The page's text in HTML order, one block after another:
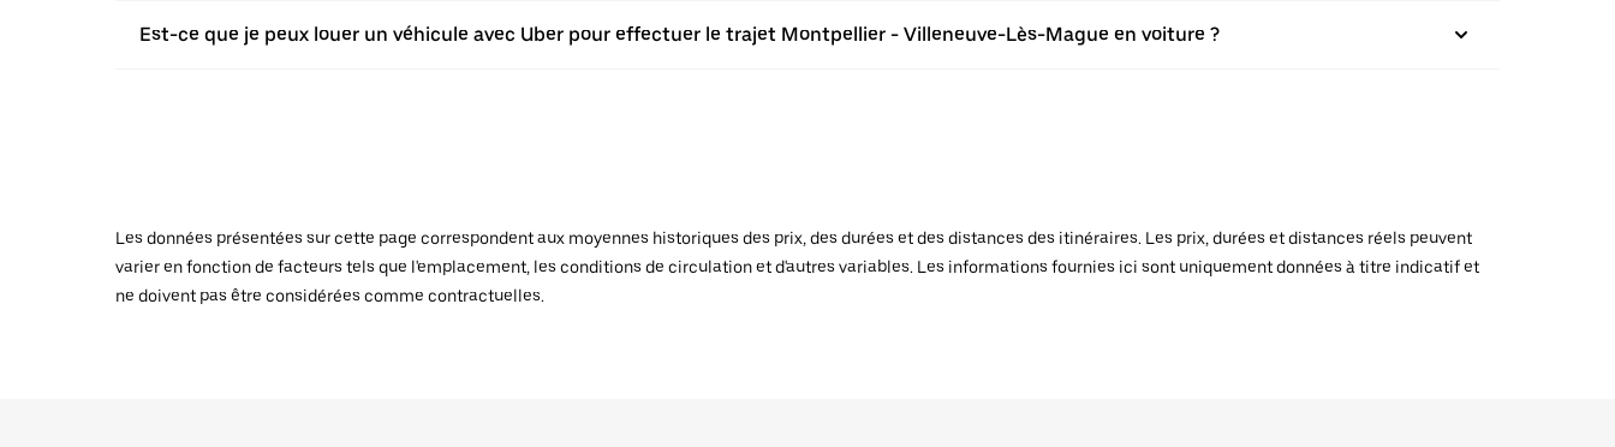
Est-ce que je peux louer un véhicule avec Uber pour effectuer le trajet Montpellier - Villeneuve-Lès-Mague en voiture ?
Les données présentées sur cette page correspondent aux moyennes historiques des prix, des durées et des distances des itinéraires. Les prix, durées et distances réels peuvent
varier en fonction de facteurs tels que l'emplacement, les conditions de circulation et d'autres variables. Les informations fournies ici sont uniquement données à titre indicatif et
ne doivent pas être considérées comme contractuelles.